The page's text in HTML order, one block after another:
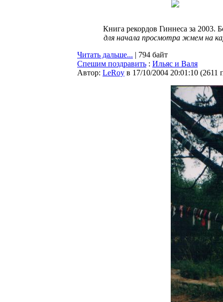
Книга рекордов Гиннеса за 2003.
для начала просмотра жмем на
Читать дальше... | 794 байт
Спешим поздравить : Ильяс и Валя
Автор: LeRoy в 17/10/2004 20:01:10 (2611